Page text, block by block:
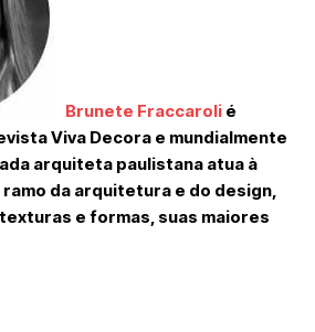
Brunete Fraccaroli é
Viva Decora e mundialmente
arquiteta paulistana atua à
ramo da arquitetura e do design,
e formas, suas maiores